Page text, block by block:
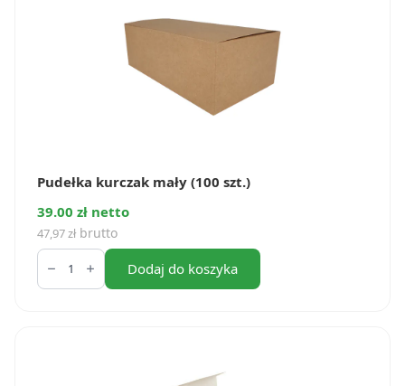
Pudełka kurczak mały (100 szt.)
39.00 zł netto
47,97zł brutto
ilość
Pudełka
kurczak
Dodaj do koszyka